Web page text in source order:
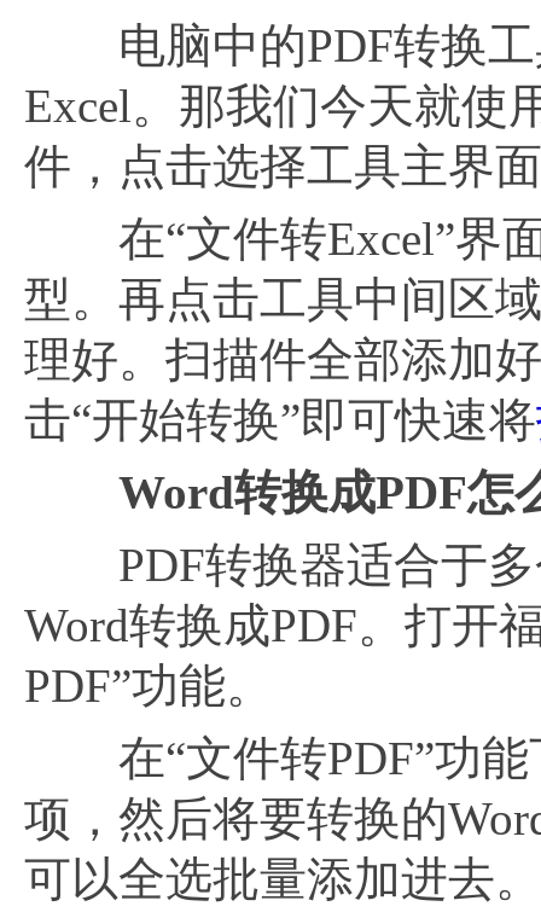
电脑中的PDF转换工
Excel。那我们今天就使
件，点击选择工具主界
在“文件转Excel”界面
型。再点击工具中间区
理好。扫描件全部添加
击“开始转换”即可快速将
Word转换成PDF怎
PDF转换器适合于多
Word转换成PDF。打开
PDF”功能。
在“文件转PDF”功能
项，然后将要转换的
可以全选批量添加进去